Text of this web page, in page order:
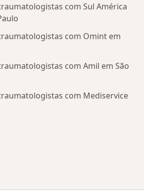
com Sul América
com Omint em
com Amil em São
com Mediservice